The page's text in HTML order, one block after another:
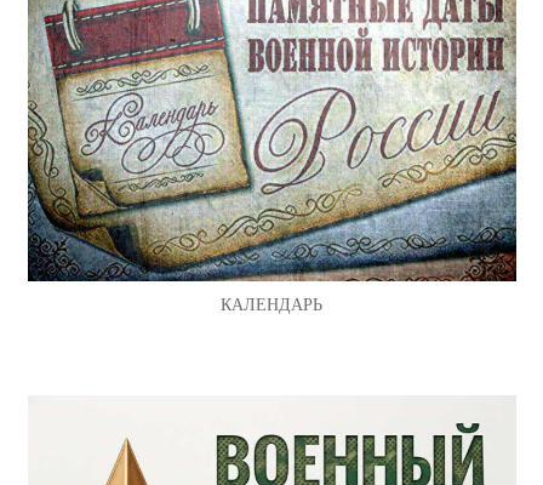
КАЛЕНДАРЬ